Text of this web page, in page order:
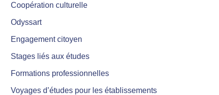
Coopération culturelle
Odyssart
Engagement citoyen
Stages liés aux études
Formations professionnelles
Voyages d’études pour les établissements